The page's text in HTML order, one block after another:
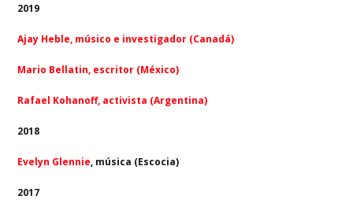
2019
Ajay Heble, músico e investigador (Canadá)
Mario Bellatin, escritor (México)
Rafael Kohanoff, activista (Argentina)
2018
Evelyn Glennie, música (Escocia)
2017